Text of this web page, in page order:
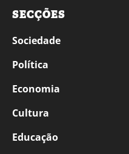
SECÇÕES
Sociedade
Política
Economia
Cultura
Educação